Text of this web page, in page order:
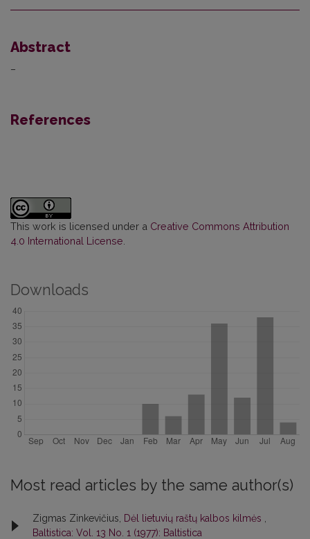
Abstract
–
References
This work is licensed under a Creative Commons Attribution
4.0 International License
Downloads
Most read articles by the same author(s)
Zigmas Zinkevičius, Dėl lietuvių raštų kalbos kilmės
Baltistica: Vol. 13 No. 1 (1977): Baltistica